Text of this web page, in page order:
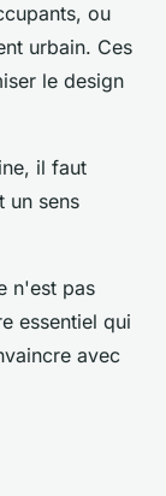
ou
urbain. Ces
le design
il faut
un sens
n'est pas
essentiel qui
avec